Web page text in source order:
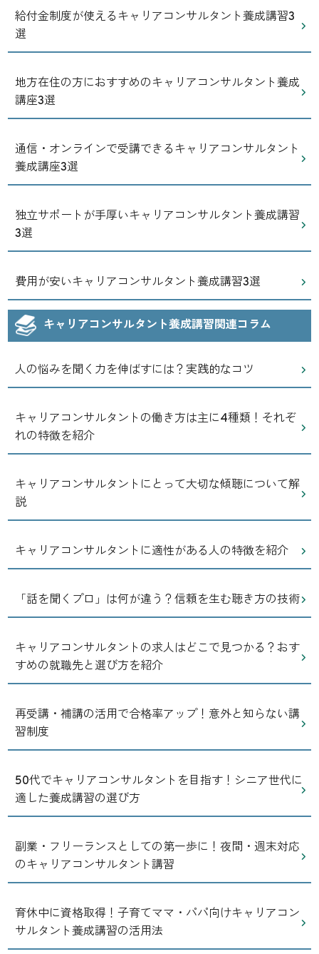
給付金制度が使えるキャリアコンサルタント養成講習3
選
地方在住の方におすすめのキャリアコンサルタント養成
講座3選
通信・オンラインで受講できるキャリアコンサルタント
養成講座3選
独立サポートが手厚いキャリアコンサルタント養成講習
3選
費用が安いキャリアコンサルタント養成講習3選
キャリアコンサルタント養成講習関連コラム
人の悩みを聞く力を伸ばすには？実践的なコツ
キャリアコンサルタントの働き方は主に4種類！それぞ
れの特徴を紹介
キャリアコンサルタントにとって大切な傾聴について解
説
キャリアコンサルタントに適性がある人の特徴を紹介
「話を聞くプロ」は何が違う？信頼を生む聴き方の技術
キャリアコンサルタントの求人はどこで見つかる？おす
すめの就職先と選び方を紹介
再受講・補講の活用で合格率アップ！意外と知らない講
習制度
50代でキャリアコンサルタントを目指す！シニア世代に
適した養成講習の選び方
副業・フリーランスとしての第一歩に！夜間・週末対応
のキャリアコンサルタント講習
育休中に資格取得！子育てママ・パパ向けキャリアコン
サルタント養成講習の活用法